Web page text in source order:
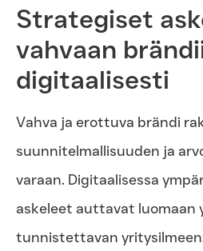
Strategiset
vahvaan
digitaalisesti
Vahva ja erottuva brändi
suunnitelmallisuuden ja
varaan. Digitaalisessa
askeleet auttavat luomaan
tunnistettavan